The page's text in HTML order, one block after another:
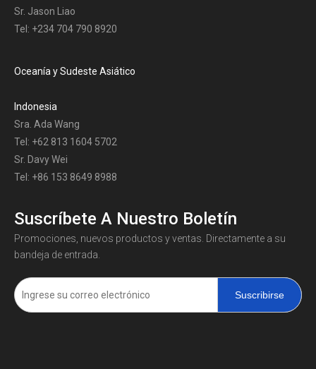
Sr. Jason Liao
Tel: +234 704 790 8920
Oceanía y Sudeste Asiático
Indonesia
Sra. Ada Wang
Tel: +62 813 1604 5702
Sr. Davy Wei
Tel: +86 153 8649 8988
Suscríbete A Nuestro Boletín
Promociones, nuevos productos y ventas. Directamente a su
bandeja de entrada.
Suscribirse